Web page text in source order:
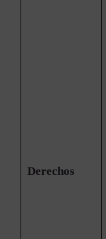
Derechos